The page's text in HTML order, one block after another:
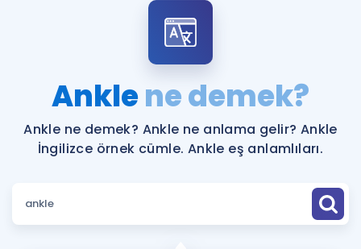
ÜYE DEĞİLİM
Sepetin Şu An Boş.
Remzi Hoca ile seni sınava hazırlayacak onlarca eğitim seni
bekliyor!
Faydalı Araçlar
Sözlük
Anklene demek?
Ankle ne demek? Ankle ne anlama gelir? Ankle
İngilizce örnek cümle. Ankle eş anlamlıları.